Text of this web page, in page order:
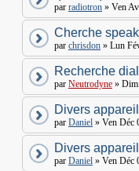
par radiotron » Ven
Cherche
par chrisdon » Lun
Recherche
par Neutrodyne » Dim
Divers
par Daniel » Ven Déc
Divers
par Daniel » Ven Déc